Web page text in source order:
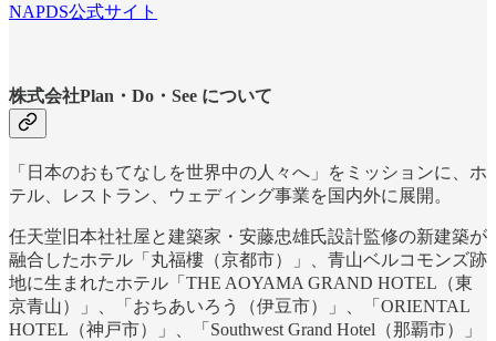
NAPDS公式サイト
株式会社Plan・Do・See について
「日本のおもてなしを世界中の人々へ」をミッションに、ホ
テル、レストラン、ウェディング事業を国内外に展開。
任天堂旧本社社屋と建築家・安藤忠雄氏設計監修の新建築が
融合したホテル「丸福樓（京都市）」、青山ベルコモンズ跡
地に生まれたホテル「THE AOYAMA GRAND HOTEL（東
京青山）」、「おちあいろう（伊豆市）」、「ORIENTAL
HOTEL（神戸市）」、「Southwest Grand Hotel（那覇市）」